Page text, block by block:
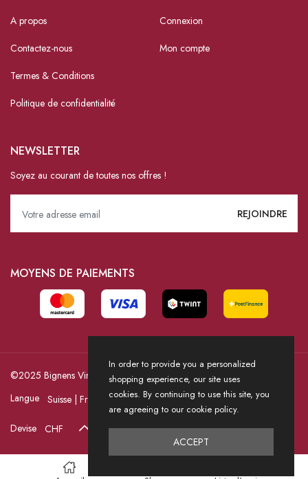
A propos
Contactez-nous
Termes & Conditions
Politique de confidentialité
Connexion
Mon compte
NEWSLETTER
Soyez au courant de toutes nos offres !
MOYENS DE PAIEMENTS
©2025 Bignens Vins / Powered by HICASS
Langue
Devise
In order to provide you a personalized
shopping experience, our site uses
cookies. By continuing to use this site, you
are agreeing to our cookie policy.
ACCEPT